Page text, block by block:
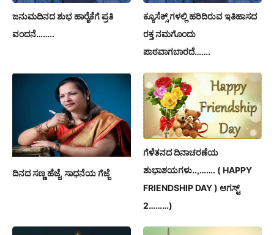
ಜನುಮದಿನದ ಶುಭ ಹಾರೈಕೆಗೆ ಪ್ರತಿ
ವಂದನೆ……..
ಕ್ಯೂಸೆಕ್ಸ್ ಗಳಲ್ಲಿ ಹರಿದಿರುವ ಇತಿಹಾಸದ
ರಕ್ತ ನಮಗೊಂದು
ಪಾಠವಾಗಬಾರದೆ…….
ದಿನದ ಸಣ್ಣ ಹೆಜ್ಜೆ, ಸಾಧನೆಯ ಗೆಜ್ಜೆ
ಗೆಳೆತನದ ದಿನಾಚರಣೆಯ
ಶುಭಾಶಯಗಳು..,……. ( HAPPY
FRIENDSHIP DAY ) ಆಗಸ್ಟ್
2………)